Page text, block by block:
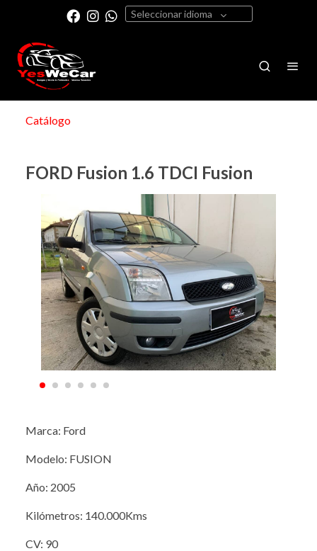
Seleccionar idioma
Catálogo
FORD Fusion 1.6 TDCI Fusion
Marca: Ford
Modelo: FUSION
Año: 2005
Kilómetros: 140.000Kms
CV: 90